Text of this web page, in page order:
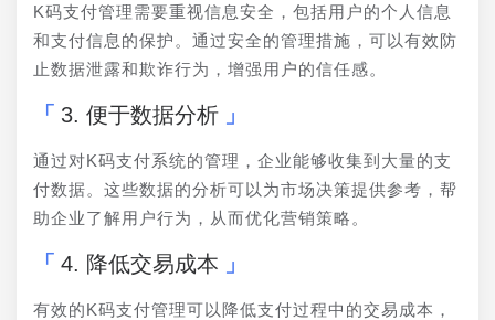
K码支付管理需要重视信息安全，包括用户的个人信息
和支付信息的保护。通过安全的管理措施，可以有效防
止数据泄露和欺诈行为，增强用户的信任感。
3. 便于数据分析
通过对K码支付系统的管理，企业能够收集到大量的支
付数据。这些数据的分析可以为市场决策提供参考，帮
助企业了解用户行为，从而优化营销策略。
4. 降低交易成本
有效的K码支付管理可以降低支付过程中的交易成本，